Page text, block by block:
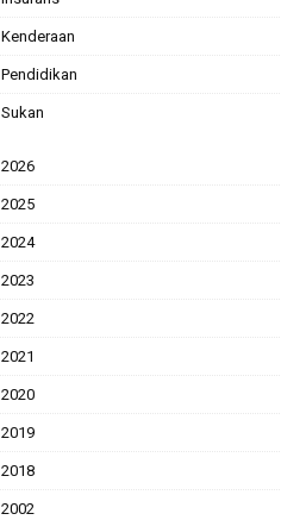
Kenderaan
Pendidikan
Sukan
2026
2025
2024
2023
2022
2021
2020
2019
2018
2002